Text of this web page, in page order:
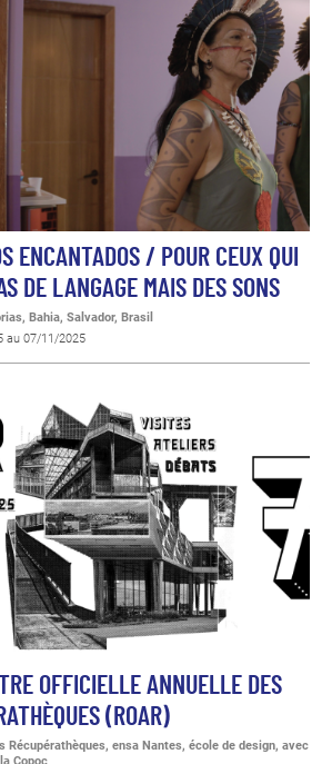
ENCANTADOS / POUR CEUX QUI
DE LANGAGE MAIS DES SONS
Bahia, Salvador, Brasil
au 07/11/2025
OFFICIELLE ANNUELLE DES
(ROAR)
Récupérathèques, ensa Nantes, école de design, avec